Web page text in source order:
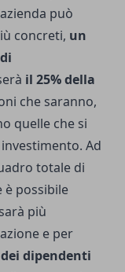
può
concreti, un
il 25% della
che saranno,
quelle che si
Ad
totale di
è possibile
più
e per
dipendenti